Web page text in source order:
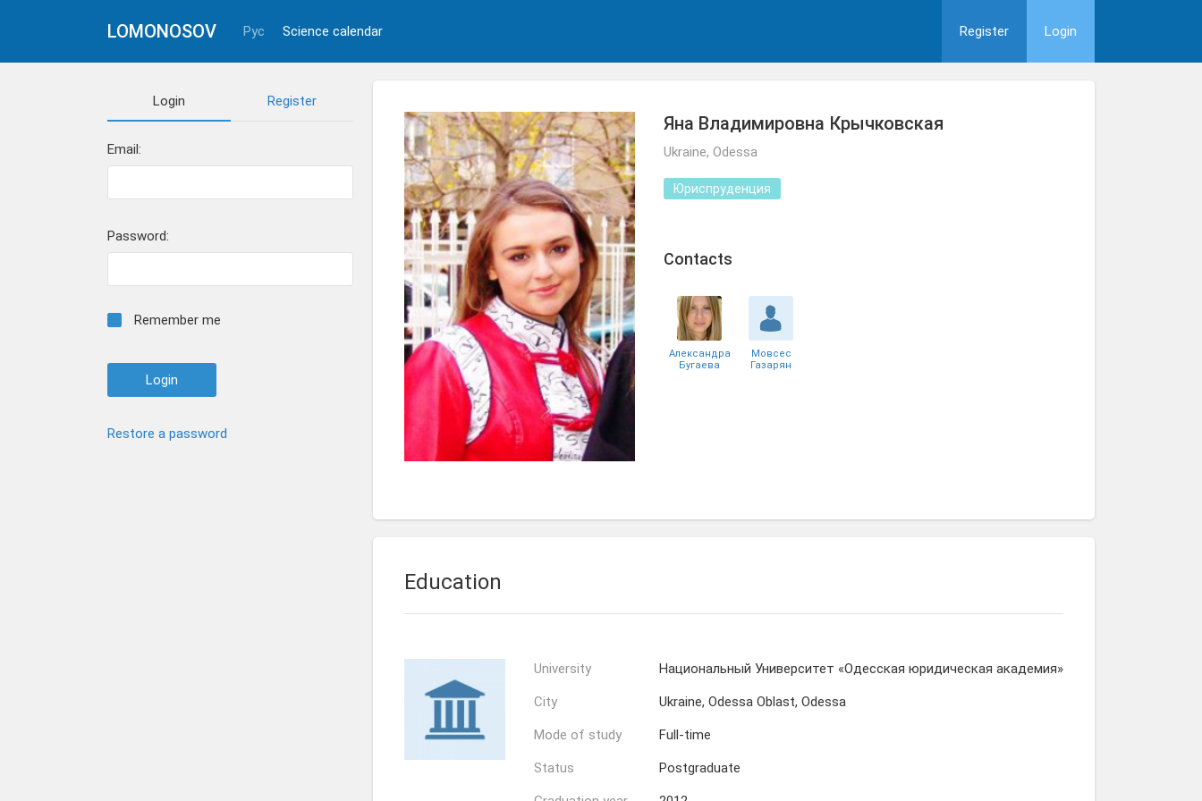
LOMONOSOV Рус Science calendar Register Login
Login Register
Email:
Password:
Remember me
Restore a password
Яна Владимировна Крычковская
Ukraine, Odessa
Юриспруденция
Сontacts
Александра
Бугаева
Мовсес
Газарян
Education
University Национальный Университет «Одесская юридическая академия»
City Ukraine, Odessa Oblast, Odessa
Mode of study Full-time
Status Postgraduate